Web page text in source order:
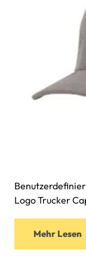
Logo Trucker
Mehr Lesen